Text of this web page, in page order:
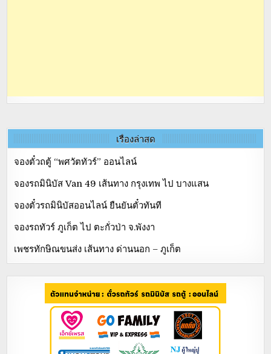
เรื่องล่าสุด
จองตั๋วถตู้ “พศวัตทัวร์” ออนไลน์
จองรถมินิบัส Van 49 เส้นทาง กรุงเทพ ไป บางแสน
จองตั๋วรถมินิบัสออนไลน์ ยืนยันตั๋วทันที
จองรถทัวร์ ภูเก็ต ไป ตะกั่วป่า จ.พังงา
เพชรทักษิณขนส่ง เส้นทาง ด่านนอก – ภูเก็ต